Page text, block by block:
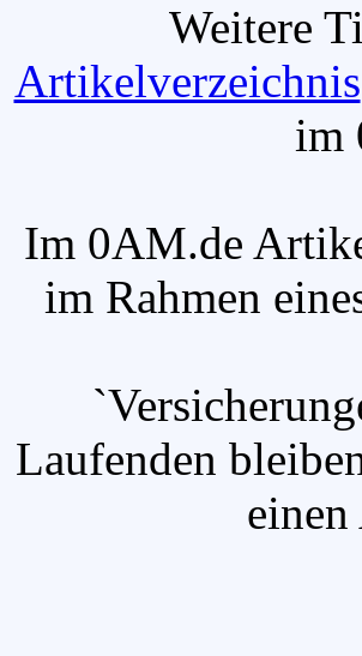
Weitere
Artikelverzeichnis
im
Im 0AM.de
im Rahmen
Laufenden